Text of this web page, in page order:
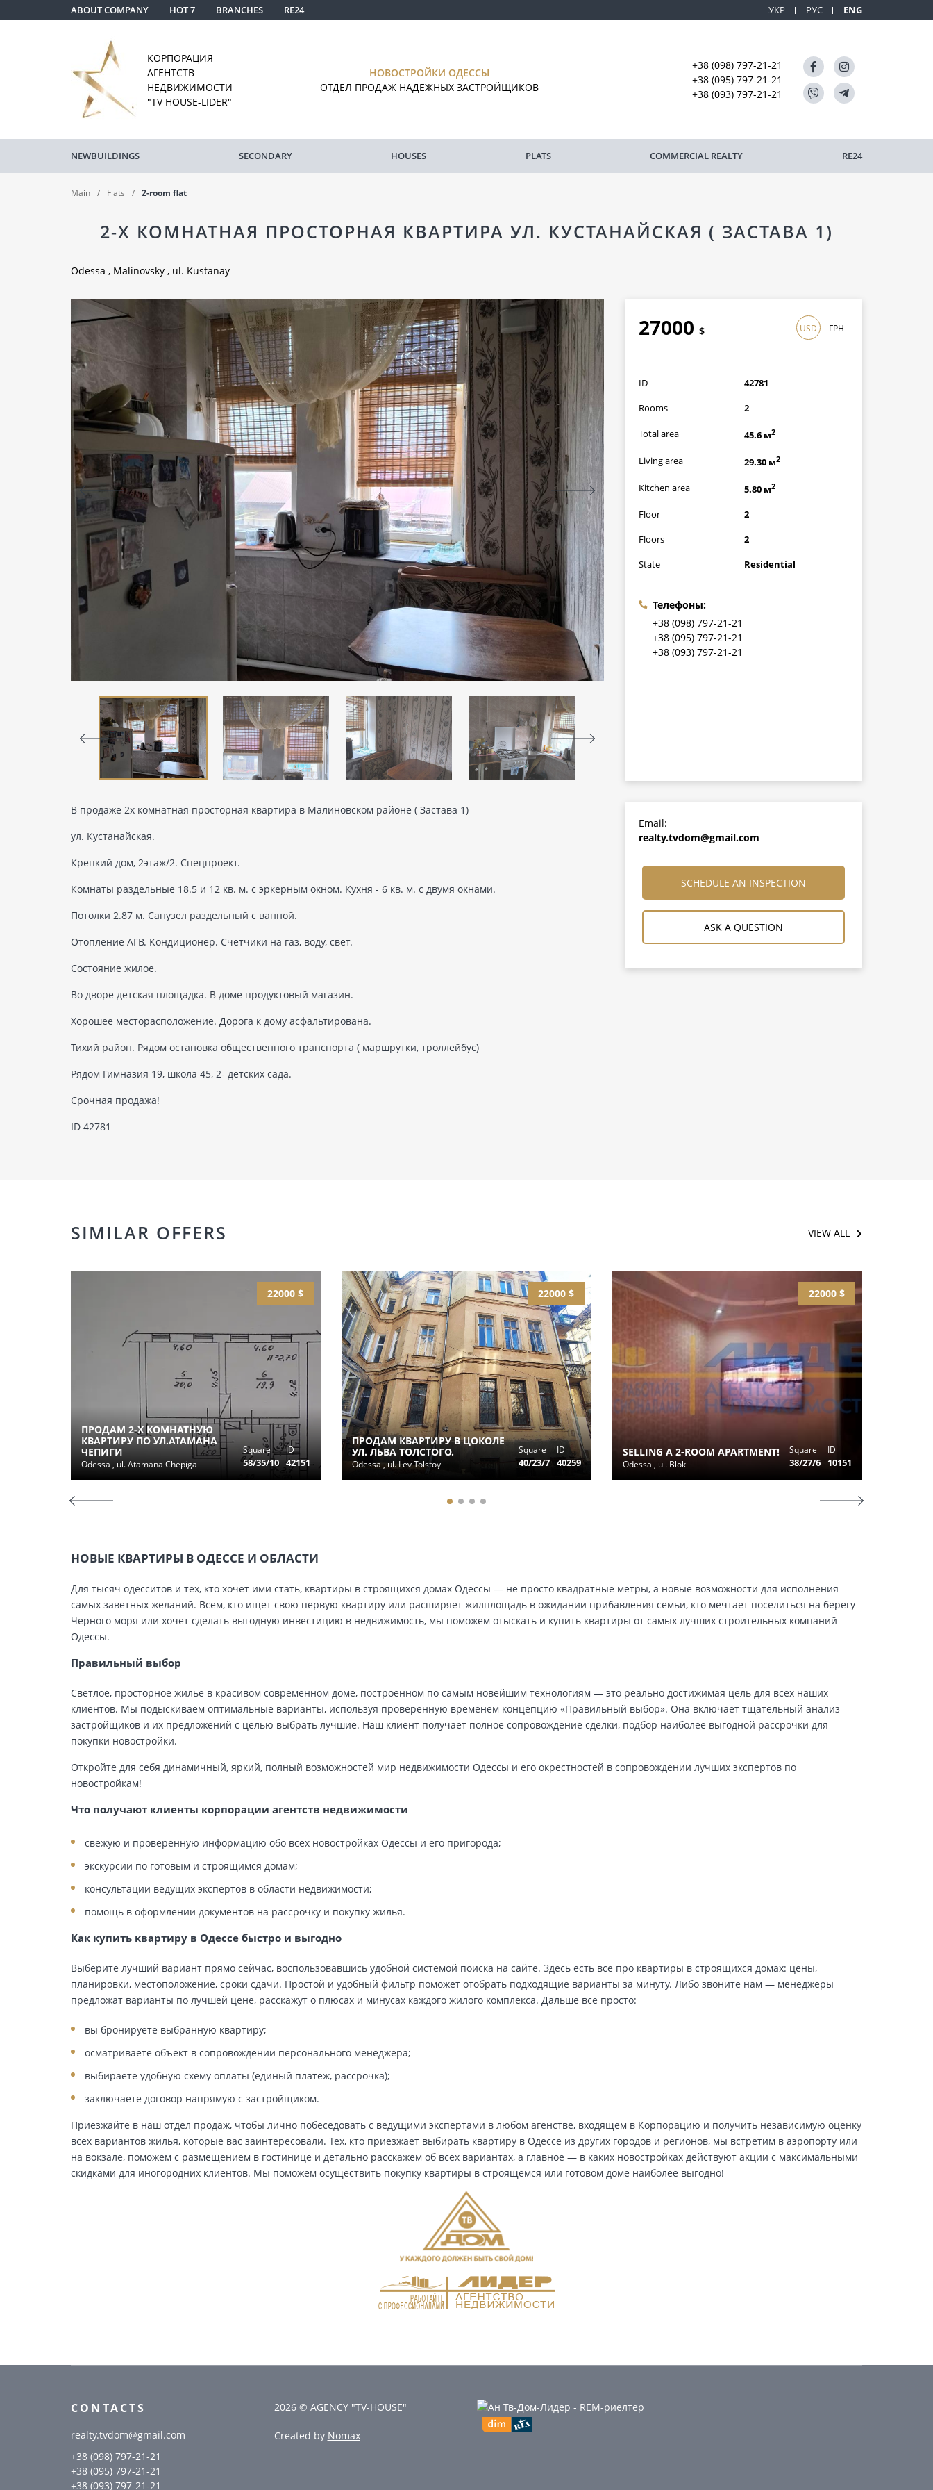
ABOUT COMPANY HOT 7 BRANCHES RE24 УКР РУС ENG
КОРПОРАЦИЯ
АГЕНТСТВ
НЕДВИЖИМОСТИ
"TV HOUSE-LIDER"
НОВОСТРОЙКИ ОДЕССЫ
ОТДЕЛ ПРОДАЖ НАДЕЖНЫХ ЗАСТРОЙЩИКОВ
+38 (098) 797-21-21
+38 (095) 797-21-21
+38 (093) 797-21-21
NEWBUILDINGS SECONDARY HOUSES PLATS COMMERCIAL REALTY RE24
Main Flats 2-room flat
2-Х КОМНАТНАЯ ПРОСТОРНАЯ КВАРТИРА УЛ. КУСТАНАЙСКАЯ ( ЗАСТАВА 1)
Odessa , Malinovsky , ul. Kustanay
27000 $
783000грн
USD ГРН
ID
42781
Rooms
2
Total area 45.6 м2
Living area 29.30 м2
Kitchen area 5.80 м2
Floor
2
Floors
2
State
Residential
Телефоны:
+38 (098) 797-21-21
+38 (095) 797-21-21
+38 (093) 797-21-21
В продаже 2х комнатная просторная квартира в Малиновском районе ( Застава 1)
ул. Кустанайская.
Крепкий дом, 2этаж/2. Спецпроект.
Комнаты раздельные 18.5 и 12 кв. м. с эркерным окном. Кухня - 6 кв. м. с двумя окнами.
Потолки 2.87 м. Санузел раздельный с ванной.
Отопление АГВ. Кондиционер. Счетчики на газ, воду, свет.
Состояние жилое.
Во дворе детская площадка. В доме продуктовый магазин.
Хорошее месторасположение. Дорога к дому асфальтирована.
Тихий район. Рядом остановка общественного транспорта ( маршрутки, троллейбус)
Рядом Гимназия 19, школа 45, 2- детских сада.
Срочная продажа!
ID 42781
Email:
realty.tvdom@gmail.com
SCHEDULE AN INSPECTION
ASK A QUESTION
SIMILAR OFFERS VIEW ALL
22000 $
ПРОДАМ 2-Х КОМНАТНУЮ
КВАРТИРУ ПО УЛ.АТАМАНА
ЧЕПИГИ
Odessa , ul. Atamana Chepiga
Square
58/35/10
ID
42151
22000 $
ПРОДАМ КВАРТИРУ В ЦОКОЛЕ
УЛ. ЛЬВА ТОЛСТОГО.
Odessa , ul. Lev Tolstoy
Square
40/23/7
ID
40259
22000 $
SELLING A 2-ROOM APARTMENT!
Odessa , ul. Blok
Square
38/27/6
ID
10151
НОВЫЕ КВАРТИРЫ В ОДЕССЕ И ОБЛАСТИ
Для тысяч одесситов и тех, кто хочет ими стать, квартиры в строящихся домах Одессы — не просто квадратные метры, а новые возможности для исполнения
самых заветных желаний. Всем, кто ищет свою первую квартиру или расширяет жилплощадь в ожидании прибавления семьи, кто мечтает поселиться на берегу
Черного моря или хочет сделать выгодную инвестицию в недвижимость, мы поможем отыскать и купить квартиры от самых лучших строительных компаний
Одессы.
Правильный выбор
Светлое, просторное жилье в красивом современном доме, построенном по самым новейшим технологиям — это реально достижимая цель для всех наших
клиентов. Мы подыскиваем оптимальные варианты, используя проверенную временем концепцию «Правильный выбор». Она включает тщательный анализ
застройщиков и их предложений с целью выбрать лучшие. Наш клиент получает полное сопровождение сделки, подбор наиболее выгодной рассрочки для
покупки новостройки.
Откройте для себя динамичный, яркий, полный возможностей мир недвижимости Одессы и его окрестностей в сопровождении лучших экспертов по
новостройкам!
Что получают клиенты корпорации агентств недвижимости
свежую и проверенную информацию обо всех новостройках Одессы и его пригорода;
экскурсии по готовым и строящимся домам;
консультации ведущих экспертов в области недвижимости;
помощь в оформлении документов на рассрочку и покупку жилья.
Как купить квартиру в Одессе быстро и выгодно
Выберите лучший вариант прямо сейчас, воспользовавшись удобной системой поиска на сайте. Здесь есть все про квартиры в строящихся домах: цены,
планировки, местоположение, сроки сдачи. Простой и удобный фильтр поможет отобрать подходящие варианты за минуту. Либо звоните нам — менеджеры
предложат варианты по лучшей цене, расскажут о плюсах и минусах каждого жилого комплекса. Дальше все просто:
вы бронируете выбранную квартиру;
осматриваете объект в сопровождении персонального менеджера;
выбираете удобную схему оплаты (единый платеж, рассрочка);
заключаете договор напрямую с застройщиком.
Приезжайте в наш отдел продаж, чтобы лично побеседовать с ведущими экспертами в любом агенстве, входящем в Корпорацию и получить независимую оценку
всех вариантов жилья, которые вас заинтересовали. Тех, кто приезжает выбирать квартиру в Одессе из других городов и регионов, мы встретим в аэропорту или
на вокзале, поможем с размещением в гостинице и детально расскажем об всех вариантах, а главное — в каких новостройках действуют акции с максимальными
скидками для иногородних клиентов. Мы поможем осуществить покупку квартиры в строящемся или готовом доме наиболее выгодно!
CONTACTS
realty.tvdom@gmail.com
+38 (098) 797-21-21
+38 (095) 797-21-21
+38 (093) 797-21-21
2026 © AGENCY "TV-HOUSE"
Created by Nomax